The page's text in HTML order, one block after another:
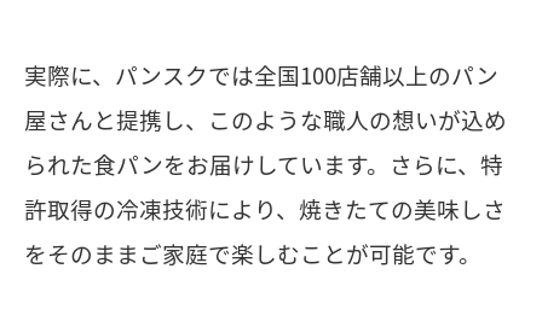
実際に、パンスクでは全国100店舗以上のパン
屋さんと提携し、このような職人の想いが込め
られた食パンをお届けしています。さらに、特
許取得の冷凍技術により、焼きたての美味しさ
をそのままご家庭で楽しむことが可能です。